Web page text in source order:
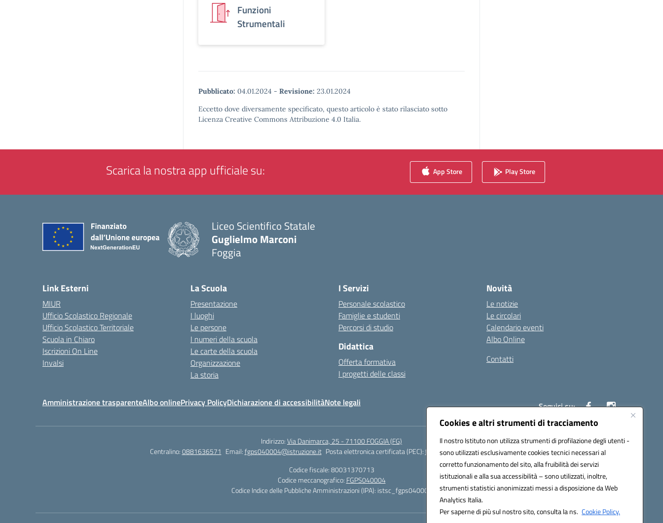
Cookies e altri strumenti di tracciamento
Il nostro Istituto non utilizza strumenti di profilazione degli utenti -
sono utilizzati esclusivamente cookies tecnici necessari al
corretto funzionamento del sito, alla fruibilità dei servizi
istituzionali e alla sua accessibilità – sono utilizzati, inoltre,
strumenti statistici anonimizzati messi a disposizione da Web
Analytics Italia.
Per saperne di più sul nostro sito, consulta la ns. Cookie Policy.
Funzioni
Strumentali
Pubblicato: 04.01.2024 - Revisione: 23.01.2024
Eccetto dove diversamente specificato, questo articolo è stato rilasciato sotto
Licenza Creative Commons Attribuzione 4.0 Italia.
Scarica la nostra app ufficiale su: App Store Play Store
Liceo Scientifico Statale
Guglielmo Marconi
Foggia
Link Esterni
MIUR
Ufficio Scolastico Regionale
Ufficio Scolastico Territoriale
Scuola in Chiaro
Iscrizioni On Line
Invalsi
La Scuola
Presentazione
I luoghi
Le persone
I numeri della scuola
Le carte della scuola
Organizzazione
La storia
I Servizi
Personale scolastico
Famiglie e studenti
Percorsi di studio
Didattica
Offerta formativa
I progetti delle classi
Novità
Le notizie
Le circolari
Calendario eventi
Albo Online
Contatti
Amministrazione trasparenteAlbo onlinePrivacy PolicyDichiarazione di accessibilitàNote legali Seguici su:
Indirizzo:Via Danimarca, 25 - 71100 FOGGIA (FG)
Centralino:0881636571 Email:fgps040004@istruzione.it Posta elettronica certificata (PEC):fgps040004@pec.istruzione.it
Codice fiscale: 80031370713
Codice meccanografico: FGPS040004
Codice Indice delle Pubbliche Amministrazioni (IPA): istsc_fgps040004